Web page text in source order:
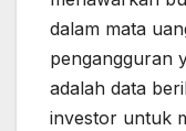
dalam mata
pengangguran
adalah data
investor untuk